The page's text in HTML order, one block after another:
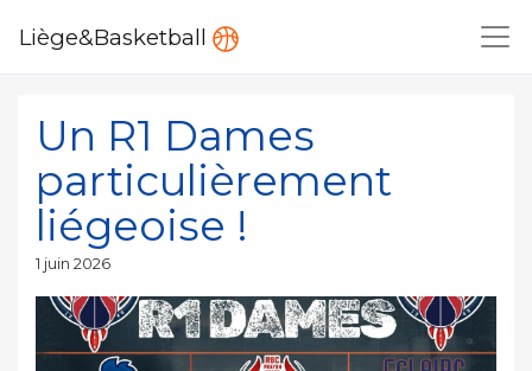
Liège&Basketball
Un R1 Dames
particulièrement
liégeoise !
Publié
1 juin 2026